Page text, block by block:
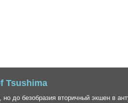
до безобразия вторичный экшен в